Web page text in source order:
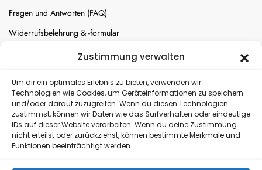
Zustimmung verwalten
Um dir ein optimales Erlebnis zu bieten, verwenden wir
Technologien wie Cookies, um Geräteinformationen zu speichern
und/oder darauf zuzugreifen. Wenn du diesen Technologien
zustimmst, können wir Daten wie das Surfverhalten oder eindeutige
IDs auf dieser Website verarbeiten. Wenn du deine Zustimmung
nicht erteilst oder zurückziehst, können bestimmte Merkmale und
Funktionen beeinträchtigt werden.
Fragen und Antworten (FAQ)
Widerrufsbelehrung & -formular
Batterien-Entsorgung
Versand
Kostenloser Rückversand